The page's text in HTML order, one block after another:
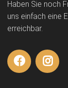
Haben Sie noch
uns einfach eine
erreichbar.